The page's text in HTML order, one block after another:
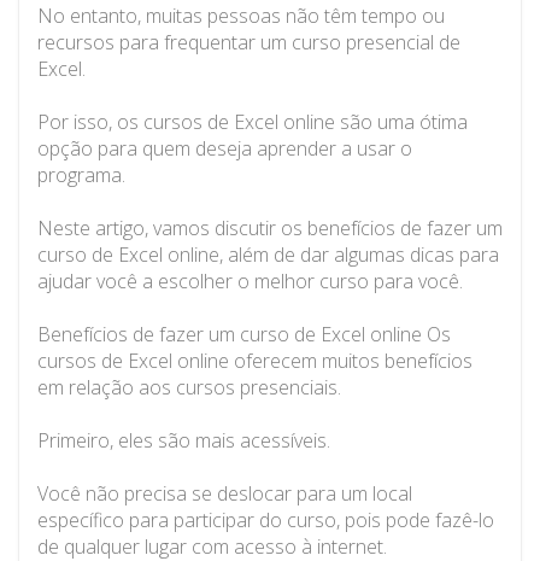
No entanto, muitas pessoas não têm tempo ou
recursos para frequentar um curso presencial de
Excel.
Por isso, os cursos de Excel online são uma ótima
opção para quem deseja aprender a usar o
programa.
Neste artigo, vamos discutir os benefícios de fazer um
curso de Excel online, além de dar algumas dicas para
ajudar você a escolher o melhor curso para você.
Benefícios de fazer um curso de Excel online Os
cursos de Excel online oferecem muitos benefícios
em relação aos cursos presenciais.
Primeiro, eles são mais acessíveis.
Você não precisa se deslocar para um local
específico para participar do curso, pois pode fazê-lo
de qualquer lugar com acesso à internet.